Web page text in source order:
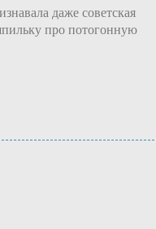
даже советская
про потогонную